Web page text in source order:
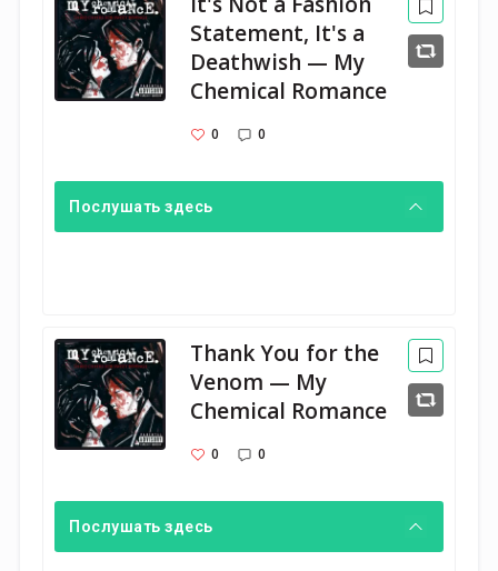
Statement, It's a
Deathwish — My
Chemical Romance
0 0
Послушать здесь
Thank You for the
Venom — My
Chemical Romance
0 0
Послушать здесь